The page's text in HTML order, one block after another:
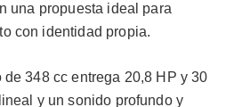
una propuesta ideal para
con identidad propia.
348 cc entrega 20,8 HP y 30
y un sonido profundo y